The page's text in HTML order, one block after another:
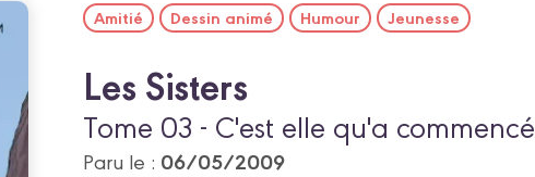
Amitié Dessin animé Humour Jeunesse
Les Sisters
Tome 03 - C'est elle qu'a commencé
Paru le : 06/05/2009